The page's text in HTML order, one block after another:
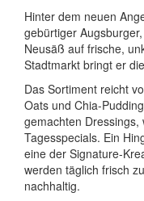
Hinter dem neuen
gebürtiger
Neusäß auf frische,
Stadtmarkt bringt er
Das Sortiment reicht
Oats und Chia-
gemachten Dressings,
Tages­specials. Ein
eine der Signature-
werden täglich frisch
nachhaltig.